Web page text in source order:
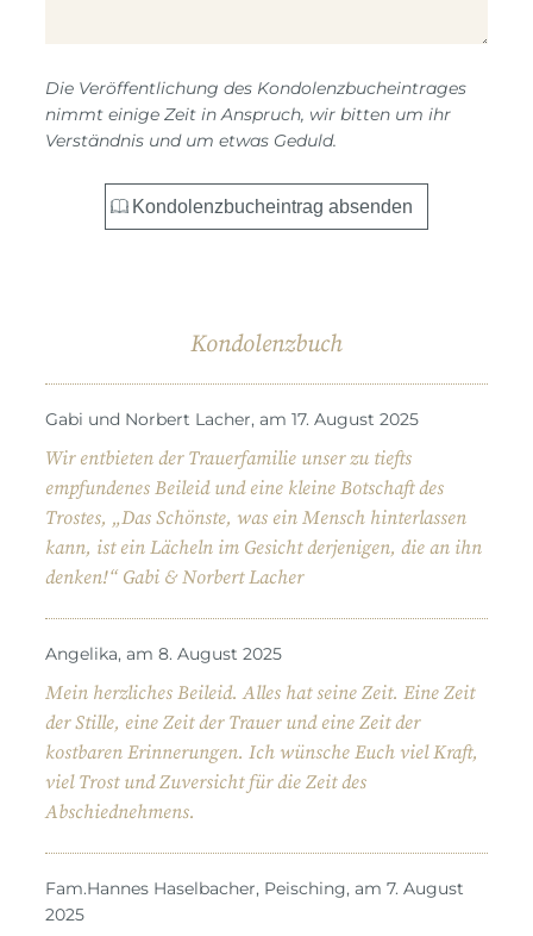
Die Veröffentlichung des Kondolenzbucheintrages
nimmt einige Zeit in Anspruch, wir bitten um ihr
Verständnis und um etwas Geduld.
Kondolenzbuch
Gabi und Norbert Lacher, am 17. August 2025
Wir entbieten der Trauerfamilie unser zu tiefts
empfundenes Beileid und eine kleine Botschaft des
Trostes, „Das Schönste, was ein Mensch hinterlassen
kann, ist ein Lächeln im Gesicht derjenigen, die an ihn
denken!“ Gabi & Norbert Lacher
Angelika, am 8. August 2025
Mein herzliches Beileid. Alles hat seine Zeit. Eine Zeit
der Stille, eine Zeit der Trauer und eine Zeit der
kostbaren Erinnerungen. Ich wünsche Euch viel Kraft,
viel Trost und Zuversicht für die Zeit des
Abschiednehmens.
Fam.Hannes Haselbacher, Peisching, am 7. August
2025